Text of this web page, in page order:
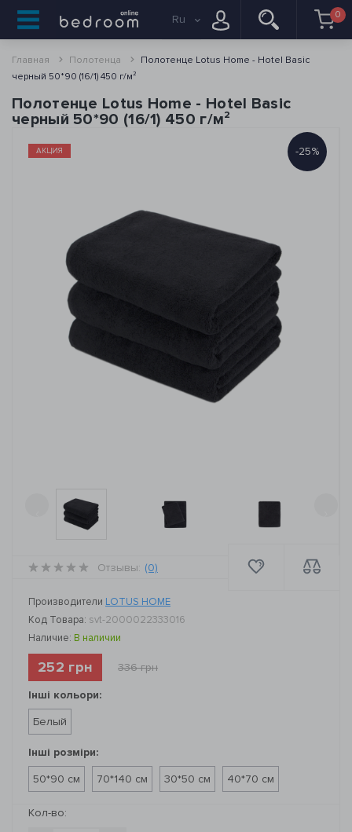
Ru 0
Главная Полотенца
Полотенце Lotus Home - Hotel Basic
черный 50*90 (16/1) 450 г/м²
Полотенце Lotus Home - Hotel Basic
черный 50*90 (16/1) 450 г/м²
-25%
АКЦИЯ
Отзывы: (0)
Производители LOTUS HOME
Код Товара: svt-2000022333016
Наличие: В наличии
252 грн 336 грн
Інші кольори:
Белый
Інші розміри:
50*90 см
70*140 см 30*50 см 40*70 см
Кол-во: